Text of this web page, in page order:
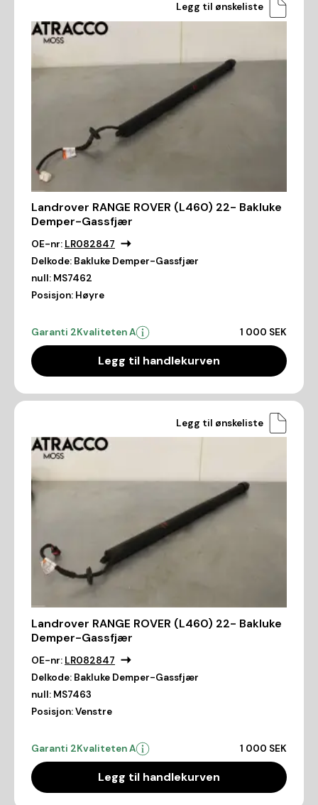
Legg til ønskeliste
Landrover RANGE ROVER (L460) 22- Bakluke
Demper-Gassfjær
OE-nr: LR082847
Delkode: Bakluke Demper-Gassfjær
null: MS7462
Posisjon: Høyre
Garanti 2Kvaliteten A 1 000 SEK
Legg til handlekurven
Legg til ønskeliste
Landrover RANGE ROVER (L460) 22- Bakluke
Demper-Gassfjær
OE-nr: LR082847
Delkode: Bakluke Demper-Gassfjær
null: MS7463
Posisjon:Venstre
Garanti 2Kvaliteten A 1 000 SEK
Legg til handlekurven